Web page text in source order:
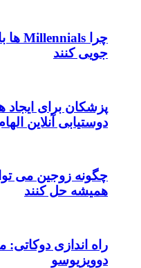
جویی کنند
پزشکان برای
دوستیابی آنلاین
چگونه زوجین می
همیشه حل کنند
راه اندازی دوکاتی:
دوویزیوسو